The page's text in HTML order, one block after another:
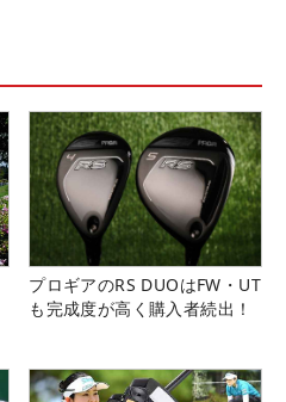
プロギアのRS DUOはFW・UT
も完成度が高く購入者続出！